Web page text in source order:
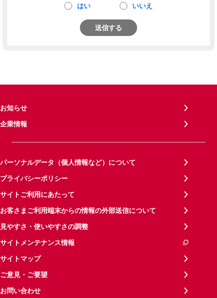
はい いいえ
送信する
お知らせ
企業情報
パーソナルデータ（個人情報など）について
プライバシーポリシー
サイトご利用にあたって
お客さまご利用端末からの情報の外部送信について
見やすさ・使いやすさの調整
サイトメンテナンス情報
サイトマップ
ご意見・ご要望
お問い合わせ